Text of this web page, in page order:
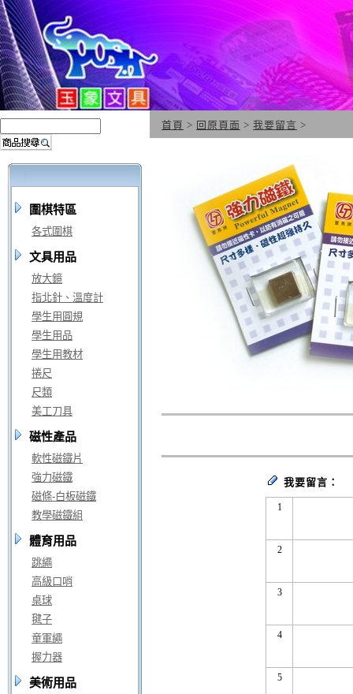
圍棋特區
各式圍棋
文具用品
放大鏡
指北針、溫度計
學生用圓規
學生用品
學生用教材
捲尺
尺類
美工刀具
磁性產品
軟性磁鐵片
強力磁鐵
磁條-白板磁鐵
教學磁鐵組
體育用品
跳繩
高級口哨
桌球
毽子
童軍繩
握力器
美術用品
首頁 > 回原頁面 > 我要留言 >
我要留言：
1
2
3
4
5